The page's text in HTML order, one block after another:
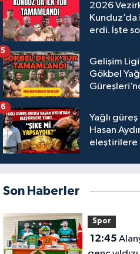
2026
Kunduz’da
erdi. İşte
Gelişim
Gökbel
5
Yağlı güreş
Hasan
eleştirilere
6
Son Haberler
Spor
12:45